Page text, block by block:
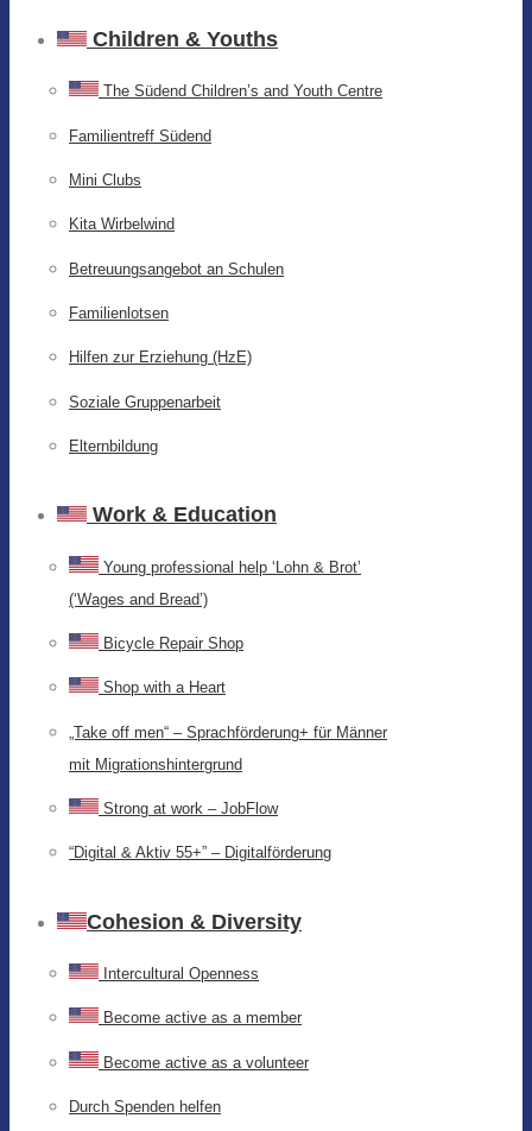
Children & Youths
The Südend Children’s and Youth Centre
Familientreff Südend
Mini Clubs
Kita Wirbelwind
Betreuungsangebot an Schulen
Familienlotsen
Hilfen zur Erziehung (HzE)
Soziale Gruppenarbeit
Elternbildung
Work & Education
Young professional help ‘Lohn & Brot’
(‘Wages and Bread’)
Bicycle Repair Shop
Shop with a Heart
„Take off men“ – Sprachförderung+ für Männer
mit Migrationshintergrund
Strong at work – JobFlow
“Digital & Aktiv 55+” – Digitalförderung
Cohesion & Diversity
Intercultural Openness
Become active as a member
Become active as a volunteer
Durch Spenden helfen